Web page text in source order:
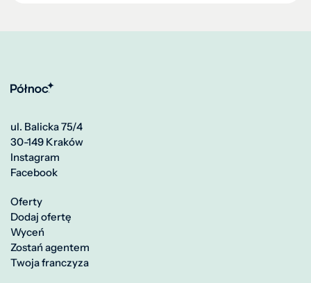
ul. Balicka 75/4
30-149 Kraków
Instagram
Facebook
Oferty
Dodaj ofertę
Wyceń
Zostań agentem
Twoja franczyza